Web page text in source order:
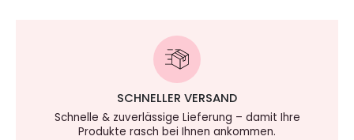
SCHNELLER VERSAND
Schnelle & zuverlässige Lieferung – damit Ihre
Produkte rasch bei Ihnen ankommen.